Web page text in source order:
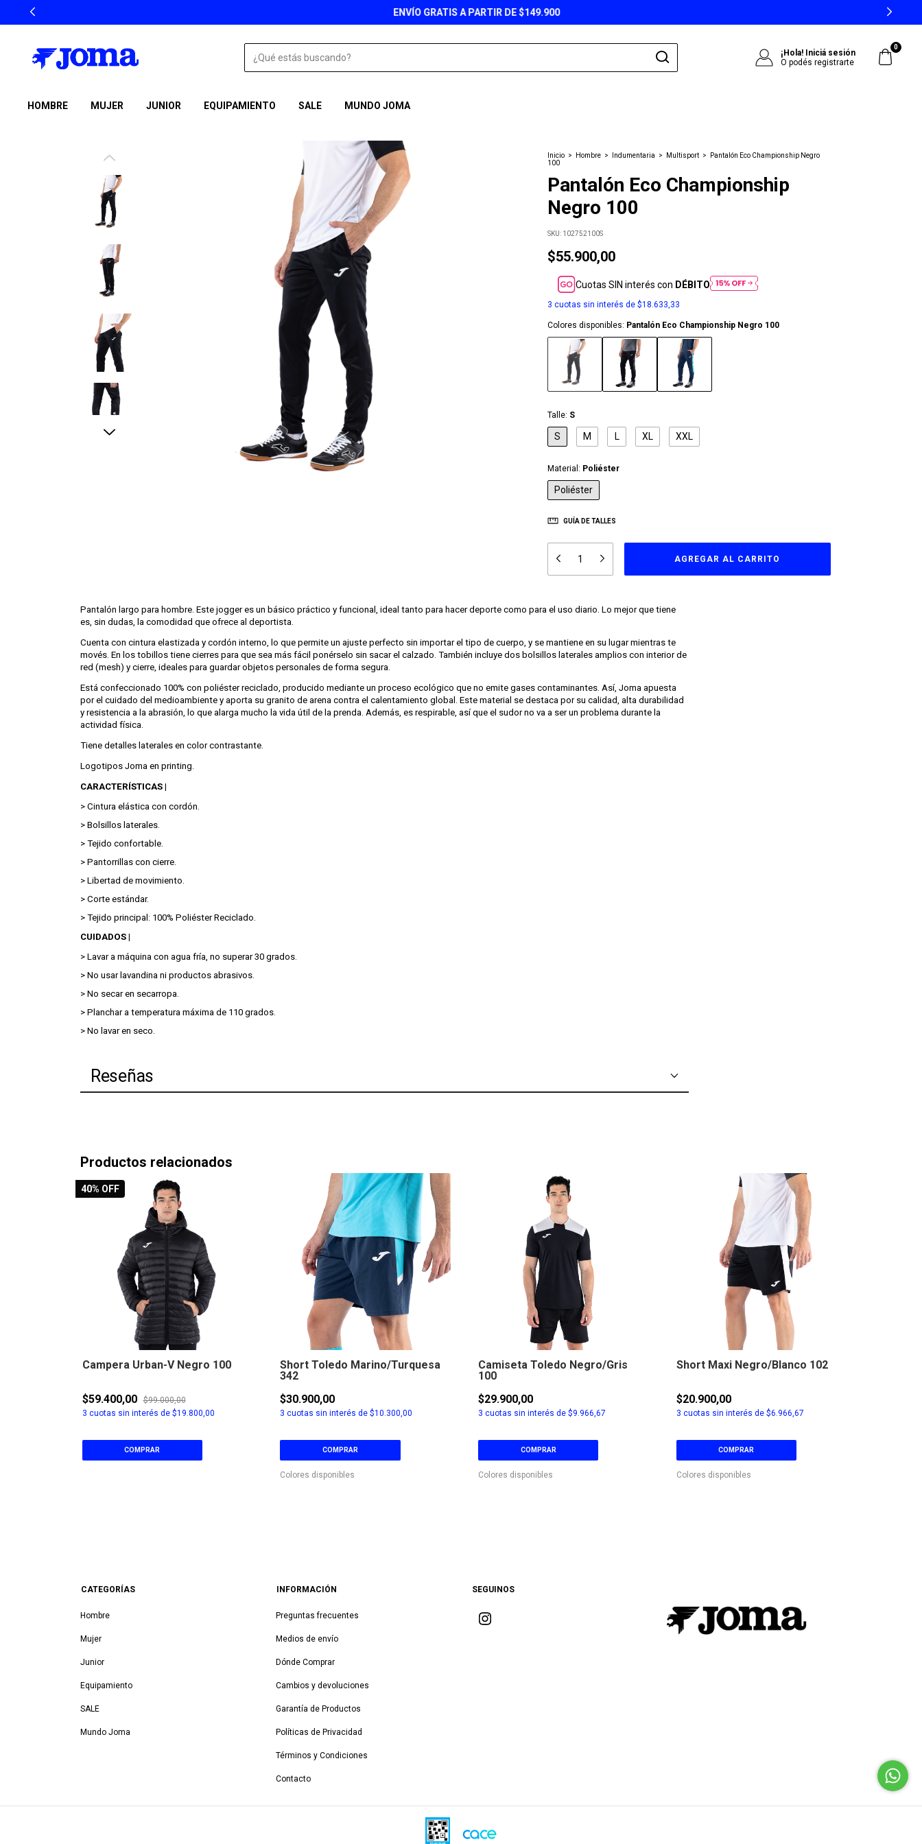
ENVÍO GRATIS A PARTIR DE $149.900
¡Hola! Iniciá sesión
O podés registrarte
0
HOMBRE MUJER JUNIOR EQUIPAMIENTO SALE MUNDO JOMA
Inicio > Hombre > Indumentaria > Multisport >
Pantalón Eco Championship Negro
100
Pantalón Eco Championship
Negro 100
SKU: 102752100S
$55.900,00
Cuotas SIN interés con DÉBITO
3 cuotas sin interés de $18.633,33
Colores disponibles: Pantalón Eco Championship Negro 100
Talle: S
S M L XL XXL
Material: Poliéster
Poliéster
GUÍA DE TALLES
Pantalón largo para hombre. Este jogger es un básico práctico y funcional, ideal tanto para hacer deporte como para el uso diario. Lo mejor que tiene
es, sin dudas, la comodidad que ofrece al deportista.
Cuenta con cintura elastizada y cordón interno, lo que permite un ajuste perfecto sin importar el tipo de cuerpo, y se mantiene en su lugar mientras te
movés. En los tobillos tiene cierres para que sea más fácil ponérselo sin sacar el calzado. También incluye dos bolsillos laterales amplios con interior de
red (mesh) y cierre, ideales para guardar objetos personales de forma segura.
Está confeccionado 100% con poliéster reciclado, producido mediante un proceso ecológico que no emite gases contaminantes. Así, Joma apuesta
por el cuidado del medioambiente y aporta su granito de arena contra el calentamiento global. Este material se destaca por su calidad, alta durabilidad
y resistencia a la abrasión, lo que alarga mucho la vida útil de la prenda. Además, es respirable, así que el sudor no va a ser un problema durante la
actividad física.
Tiene detalles laterales en color contrastante.
Logotipos Joma en printing.
CARACTERÍSTICAS |
> Cintura elástica con cordón.
> Bolsillos laterales.
> Tejido confortable.
> Pantorrillas con cierre.
> Libertad de movimiento.
> Corte estándar.
> Tejido principal: 100% Poliéster Reciclado.
CUIDADOS |
> Lavar a máquina con agua fría, no superar 30 grados.
> No usar lavandina ni productos abrasivos.
> No secar en secarropa.
> Planchar a temperatura máxima de 110 grados.
> No lavar en seco.
Reseñas
Productos relacionados
40% OFF
Campera Urban-V Negro 100
$59.400,00
$99.000,00
3 cuotas sin interés de $19.800,00
COMPRAR
Short Toledo Marino/Turquesa
342
$30.900,00
3 cuotas sin interés de$10.300,00
COMPRAR
Colores disponibles
Camiseta Toledo Negro/Gris
100
$29.900,00
3 cuotas sin interés de $9.966,67
COMPRAR
Colores disponibles
Short Maxi Negro/Blanco 102
$20.900,00
3 cuotas sin interés de $6.966,67
COMPRAR
Colores disponibles
CATEGORÍAS
Hombre
Mujer
Junior
Equipamiento
SALE
Mundo Joma
INFORMACIÓN
Preguntas frecuentes
Medios de envío
Dónde Comprar
Cambios y devoluciones
Garantía de Productos
Políticas de Privacidad
Términos y Condiciones
Contacto
SEGUINOS